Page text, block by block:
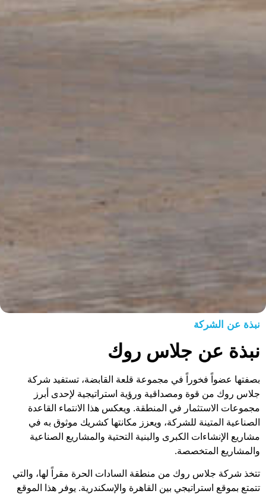
نبذة عن الشركة
نبذة عن جلاس روك
بصفتها عضواً فخوراً في مجموعة قلعة القابضة، تستفيد شركة
جلاس روك من قوة ومصداقية ورؤية استراتيجية لإحدى أبرز
مجموعات الاستثمار في المنطقة. ويعكس هذا الانتماء القاعدة
الصناعية المتينة للشركة، ويعزز مكانتها كشريك موثوق به في
مشاريع الإنشاءات الكبرى والبنية التحتية والمشاريع الصناعية
والمشاريع المتخصصة.
تتخذ شركة جلاس روك من منطقة السادات الحرة مقراً لها، والتي
تتمتع بموقع استراتيجي بين القاهرة والإسكندرية. يوفر هذا الموقع